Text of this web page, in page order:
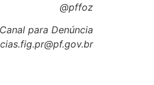
@pffoz
Canal para Denúncia